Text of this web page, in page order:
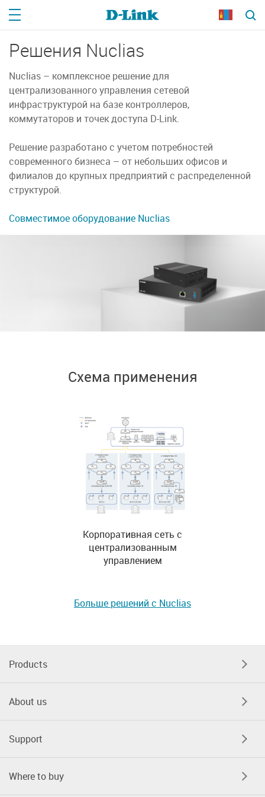
Решения Nuclias
Nuclias – комплексное решение для
централизованного управления сетевой
инфраструктурой на базе контроллеров,
коммутаторов и точек доступа D-Link.
Решение разработано с учетом потребностей
современного бизнеса – от небольших офисов и
филиалов до крупных предприятий с распределенной
структурой.
Совместимое оборудование Nuclias
Схема применения
Корпоративная сеть с
централизованным
управлением
Больше решений с Nuclias
Products
About us
Support
Where to buy